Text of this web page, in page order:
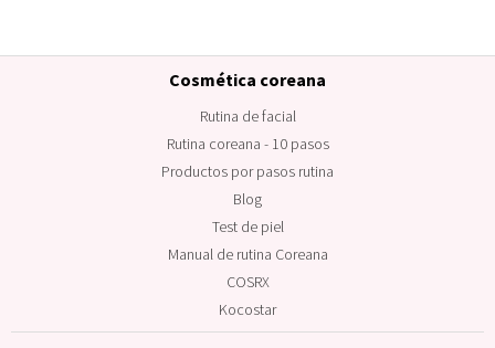
Cosmética coreana
Rutina de facial
Rutina coreana - 10 pasos
Productos por pasos rutina
Blog
Test de piel
Manual de rutina Coreana
COSRX
Kocostar